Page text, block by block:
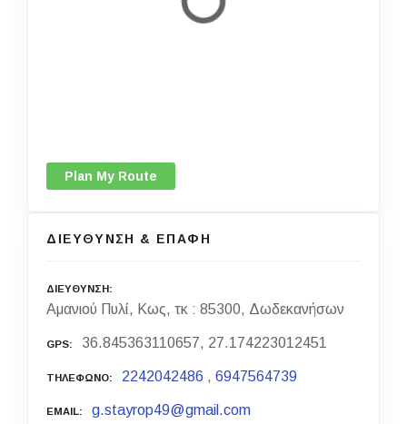
Plan My Route
ΔΙΕΥΘΥΝΣΗ & ΕΠΑΦΗ
ΔΙΕΥΘΥΝΣΗ
Αμανιού Πυλί, Κως, τκ : 85300, Δωδεκανήσων
GPS 36.845363110657, 27.174223012451
ΤΗΛΕΦΩΝΟ 2242042486 ,6947564739
EMAIL g.stayrop49@gmail.com